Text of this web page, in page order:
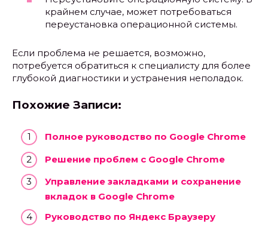
крайнем случае, может потребоваться
переустановка операционной системы.
Если проблема не решается, возможно,
потребуется обратиться к специалисту для более
глубокой диагностики и устранения неполадок.
Похожие Записи:
Полное руководство по Google Chrome
Решение проблем с Google Chrome
Управление закладками и сохранение
вкладок в Google Chrome
Руководство по Яндекс Браузеру